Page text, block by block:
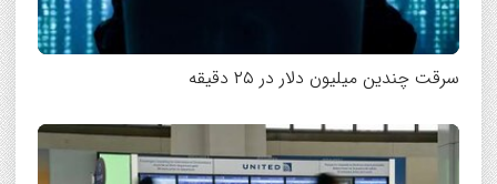
سرقت چندین میلیون دلار در ۲۵ دقیقه